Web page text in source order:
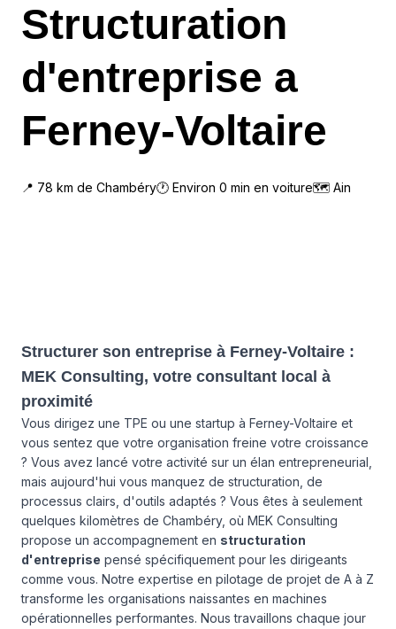
Structuration
d'entreprise a
Ferney-Voltaire
📍 78 km de Chambéry🕐 Environ 0 min en voiture🗺 Ain
Structurer son entreprise à Ferney-Voltaire :
MEK Consulting, votre consultant local à
proximité
Vous dirigez une TPE ou une startup à Ferney-Voltaire et
vous sentez que votre organisation freine votre croissance
? Vous avez lancé votre activité sur un élan entrepreneurial,
mais aujourd'hui vous manquez de structuration, de
processus clairs, d'outils adaptés ? Vous êtes à seulement
quelques kilomètres de Chambéry, où MEK Consulting
propose un accompagnement en structuration
d'entreprise pensé spécifiquement pour les dirigeants
comme vous. Notre expertise en pilotage de projet de A à Z
transforme les organisations naissantes en machines
opérationnelles performantes. Nous travaillons chaque jour